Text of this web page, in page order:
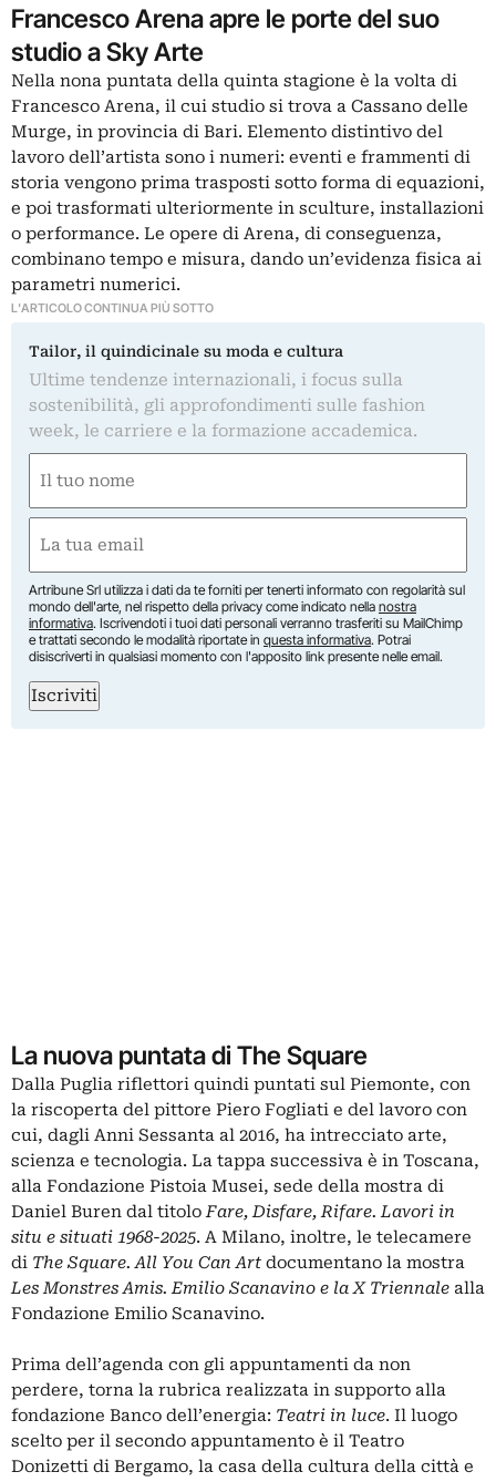
Francesco Arena apre le porte del suo
studio a Sky Arte
Nella nona puntata della quinta stagione è la volta di
Francesco Arena, il cui studio si trova a Cassano delle
Murge, in provincia di Bari. Elemento distintivo del
lavoro dell’artista sono i numeri: eventi e frammenti di
storia vengono prima trasposti sotto forma di equazioni,
e poi trasformati ulteriormente in sculture, installazioni
o performance. Le opere di Arena, di conseguenza,
combinano tempo e misura, dando un’evidenza fisica ai
parametri numerici.
L'ARTICOLO CONTINUA PIÙ SOTTO
Tailor, il quindicinale su moda e cultura
Ultime tendenze internazionali, i focus sulla
sostenibilità, gli approfondimenti sulle fashion
week, le carriere e la formazione accademica.
(Obbligatorio)
Nome
(Obbligatorio)
Artribune Srl utilizza i dati da te forniti per tenerti informato con regolarità sul
mondo dell'arte, nel rispetto della privacy come indicato nella nostra
informativa. Iscrivendoti i tuoi dati personali verranno trasferiti su MailChimp
e trattati secondo le modalità riportate in questa informativa. Potrai
disiscriverti in qualsiasi momento con l'apposito link presente nelle email.
Iscriviti
La nuova puntata di The Square
Dalla Puglia riflettori quindi puntati sul Piemonte, con
la riscoperta del pittore Piero Fogliati e del lavoro con
cui, dagli Anni Sessanta al 2016, ha intrecciato arte,
scienza e tecnologia. La tappa successiva è in Toscana,
alla Fondazione Pistoia Musei, sede della mostra di
Daniel Buren dal titoloFare, Disfare, Rifare. Lavori in
situ e situati 1968-2025. A Milano, inoltre, le telecamere
di The Square. All You Can Art documentano la mostra
Les Monstres Amis. Emilio Scanavino e la X Triennale alla
Fondazione Emilio Scanavino.
Prima dell’agenda con gli appuntamenti da non
perdere, torna la rubrica realizzata in supporto alla
fondazione Banco dell’energia: Teatri in luce. Il luogo
scelto per il secondo appuntamento è il Teatro
Donizetti di Bergamo, la casa della cultura della città e